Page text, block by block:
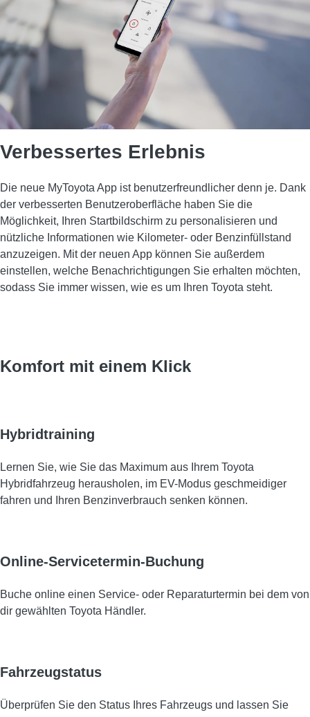
Verbessertes Erlebnis
Die neue MyToyota App ist benutzerfreundlicher denn je. Dank
der verbesserten Benutzeroberfläche haben Sie die
Möglichkeit, Ihren Startbildschirm zu personalisieren und
nützliche Informationen wie Kilometer- oder Benzinfüllstand
anzuzeigen. Mit der neuen App können Sie außerdem
einstellen, welche Benachrichtigungen Sie erhalten möchten,
sodass Sie immer wissen, wie es um Ihren Toyota steht.
Komfort mit einem Klick
Hybridtraining
Lernen Sie, wie Sie das Maximum aus Ihrem Toyota
Hybridfahrzeug herausholen, im EV-Modus geschmeidiger
fahren und Ihren Benzinverbrauch senken können.
Online-Servicetermin-Buchung
Buche online einen Service- oder Reparaturtermin bei dem von
dir gewählten Toyota Händler.
Fahrzeugstatus
Überprüfen Sie den Status Ihres Fahrzeugs und lassen Sie